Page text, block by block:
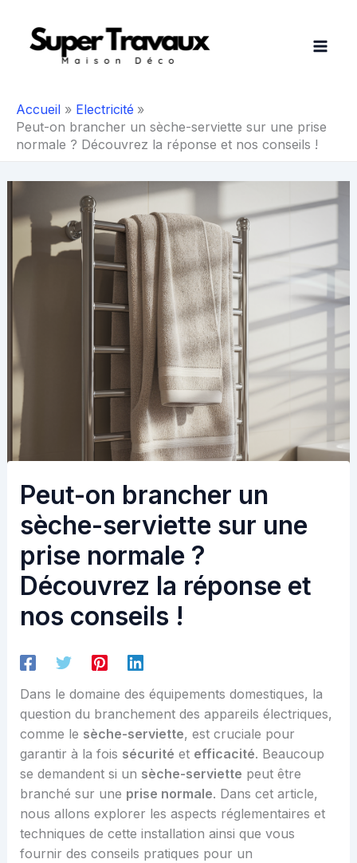
contenu
Accueil
Electricité
Peut-on brancher un sèche-serviette sur une prise
normale ? Découvrez la réponse et nos conseils !
Peut-on brancher un
sèche-serviette sur une
prise normale ?
Découvrez la réponse et
nos conseils !
Dans le domaine des équipements domestiques, la
question du branchement des appareils électriques,
comme le sèche-serviette, est cruciale pour
garantir à la fois sécurité et efficacité. Beaucoup
se demandent si un sèche-serviette peut être
branché sur une prise normale. Dans cet article,
nous allons explorer les aspects réglementaires et
techniques de cette installation ainsi que vous
fournir des conseils pratiques pour un